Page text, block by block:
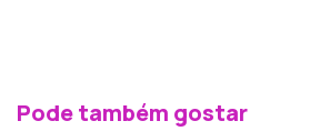
Pode também gostar